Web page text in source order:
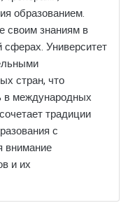
образованием.
своим знаниям в
сферах. Университет
стран, что
в международных
традиции
с
внимание
и их